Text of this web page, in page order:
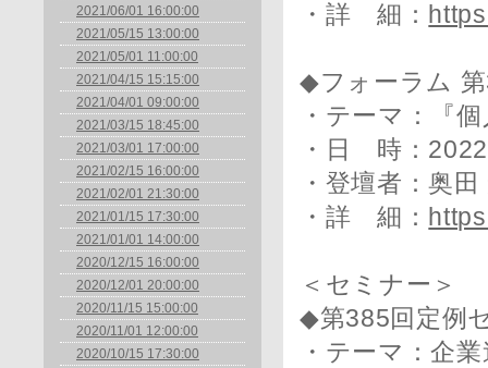
2021/06/01 16:00:00
2021/05/15 13:00:00
2021/05/01 11:00:00
2021/04/15 15:15:00
2021/04/01 09:00:00
2021/03/15 18:45:00
2021/03/01 17:00:00
2021/02/15 16:00:00
2021/02/01 21:30:00
2021/01/15 17:30:00
2021/01/01 14:00:00
2020/12/15 16:00:00
2020/12/01 20:00:00
2020/11/15 15:00:00
2020/11/01 12:00:00
2020/10/15 17:30:00
・詳 細：
◆フォーラム
・テーマ：『
・日 時：
・登壇者：奥
・詳 細：
＜セミナー＞
◆第385回定例
・テーマ：企